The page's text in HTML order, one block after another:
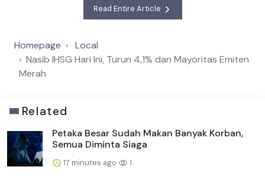
Read Entire Article
Homepage
Local
Nasib IHSG Hari Ini, Turun 4,1% dan Mayoritas Emiten
Merah
Related
Petaka Besar Sudah Makan Banyak Korban,
Semua Diminta Siaga
17 minutes ago 1